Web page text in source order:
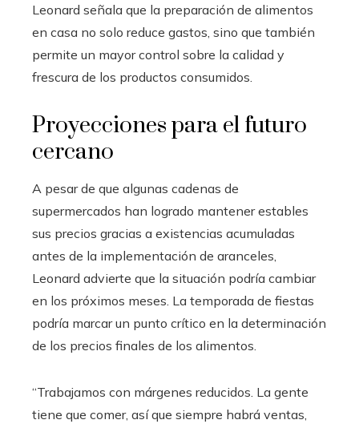
Leonard señala que la preparación de alimentos
en casa no solo reduce gastos, sino que también
permite un mayor control sobre la calidad y
frescura de los productos consumidos.
Proyecciones para el futuro
cercano
A pesar de que algunas cadenas de
supermercados han logrado mantener estables
sus precios gracias a existencias acumuladas
antes de la implementación de aranceles,
Leonard advierte que la situación podría cambiar
en los próximos meses. La temporada de fiestas
podría marcar un punto crítico en la determinación
de los precios finales de los alimentos.
“Trabajamos con márgenes reducidos. La gente
tiene que comer, así que siempre habrá ventas,